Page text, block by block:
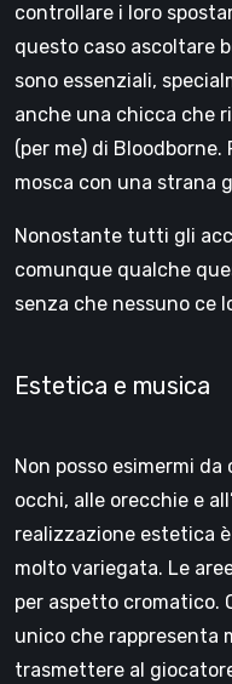
controllare i loro
questo caso ascoltare
sono essenziali,
anche una chicca che
(per me) di
mosca con una strana
Nonostante tutti gli
comunque qualche
senza che nessuno ce
Estetica e musica
Non posso esimermi da
occhi, alle orecchie e
realizzazione estetica
molto variegata. Le
per aspetto cromatico.
unico che rappresenta
trasmettere al